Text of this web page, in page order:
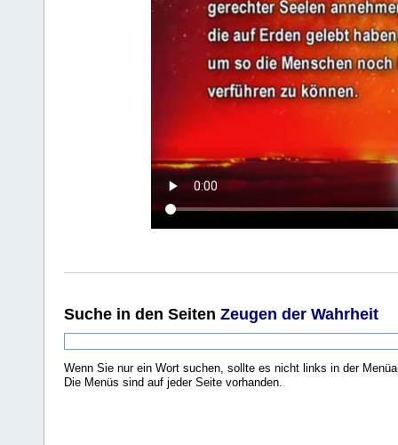
Suche in den Seiten Zeugen der Wahrheit
Wenn Sie nur ein Wort suchen, sollte es nicht links in der
Die Menüs sind auf jeder Seite vorhanden.